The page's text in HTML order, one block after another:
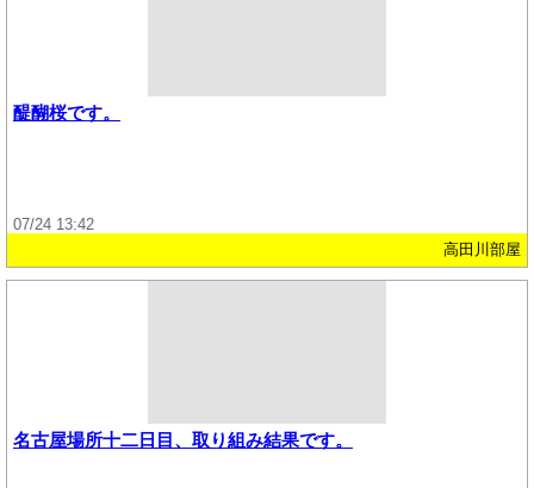
醍醐桜です。
07/24 13:42
高田川部屋
名古屋場所十二日目、取り組み結果です。